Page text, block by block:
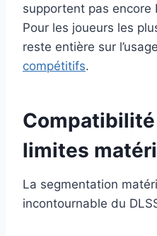
supportent pas encore
Pour les joueurs les
reste entière sur
compétitifs.
Compatibilité
limites
La segmentation
incontournable du